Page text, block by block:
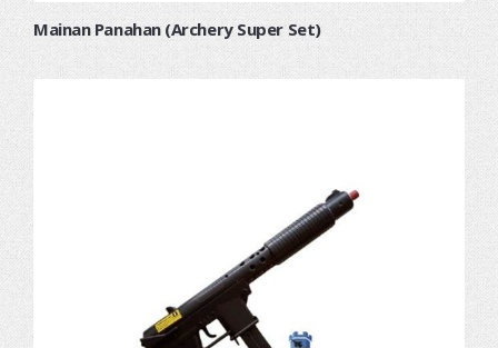
Mainan Panahan (Archery Super Set)